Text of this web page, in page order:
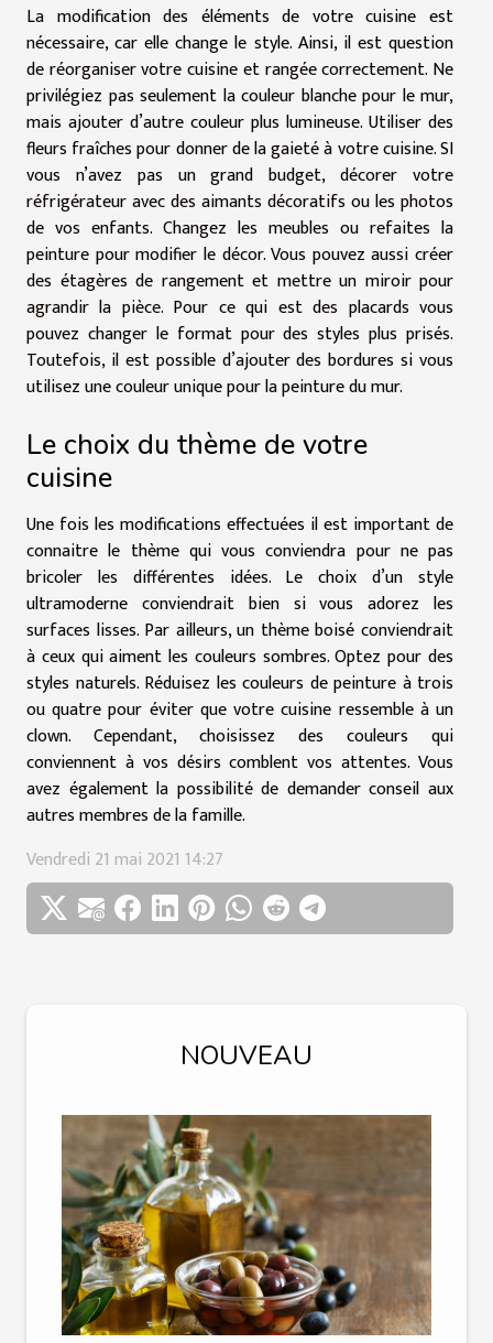
La modification des éléments de votre cuisine est
nécessaire, car elle change le style. Ainsi, il est question
de réorganiser votre cuisine et rangée correctement. Ne
privilégiez pas seulement la couleur blanche pour le mur,
mais ajouter d’autre couleur plus lumineuse. Utiliser des
fleurs fraîches pour donner de la gaieté à votre cuisine. SI
vous n’avez pas un grand budget, décorer votre
réfrigérateur avec des aimants décoratifs ou les photos
de vos enfants. Changez les meubles ou refaites la
peinture pour modifier le décor. Vous pouvez aussi créer
des étagères de rangement et mettre un miroir pour
agrandir la pièce. Pour ce qui est des placards vous
pouvez changer le format pour des styles plus prisés.
Toutefois, il est possible d’ajouter des bordures si vous
utilisez une couleur unique pour la peinture du mur.
Le choix du thème de votre
cuisine
Une fois les modifications effectuées il est important de
connaitre le thème qui vous conviendra pour ne pas
bricoler les différentes idées. Le choix d’un style
ultramoderne conviendrait bien si vous adorez les
surfaces lisses. Par ailleurs, un thème boisé conviendrait
à ceux qui aiment les couleurs sombres. Optez pour des
styles naturels. Réduisez les couleurs de peinture à trois
ou quatre pour éviter que votre cuisine ressemble à un
clown. Cependant, choisissez des couleurs qui
conviennent à vos désirs comblent vos attentes. Vous
avez également la possibilité de demander conseil aux
autres membres de la famille.
Vendredi 21 mai 2021 14:27
NOUVEAU